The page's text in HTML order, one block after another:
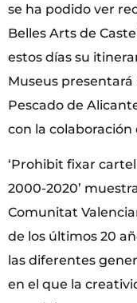
se ha podido ver
Belles Arts de
estos días su
Museus presentará
Pescado de
con la
‘Prohibit fixar
2000-2020’
Comunitat
de los últimos 20
las diferentes
en el que la